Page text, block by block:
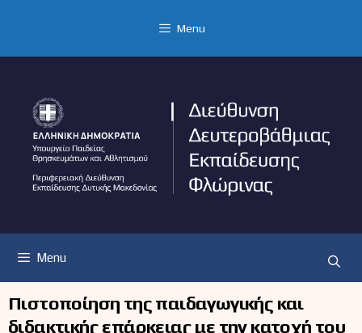
Menu
Menu
Πιστοποίηση της παιδαγωγικής και
διδακτικής επάρκειας με την κατοχή του